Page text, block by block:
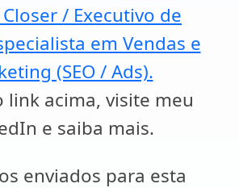
/ Executivo de
em Vendas e
(SEO / Ads).
link acima, visite meu
e saiba mais.
enviados para esta